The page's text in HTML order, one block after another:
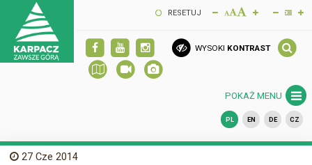
RESETUJ
WYSOKI KONTRAST
POKAŻ MENU
PL EN DE CZ
27 Cze 2014